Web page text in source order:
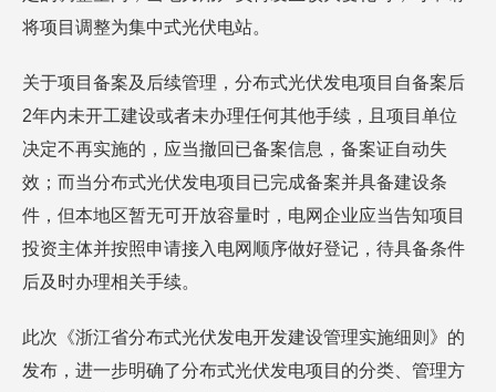
将项目调整为集中式光伏电站。
关于项目备案及后续管理，分布式光伏发电项目自备案后
2年内未开工建设或者未办理任何其他手续，且项目单位
决定不再实施的，应当撤回已备案信息，备案证自动失
效；而当分布式光伏发电项目已完成备案并具备建设条
件，但本地区暂无可开放容量时，电网企业应当告知项目
投资主体并按照申请接入电网顺序做好登记，待具备条件
后及时办理相关手续。
此次《浙江省分布式光伏发电开发建设管理实施细则》的
发布，进一步明确了分布式光伏发电项目的分类、管理方